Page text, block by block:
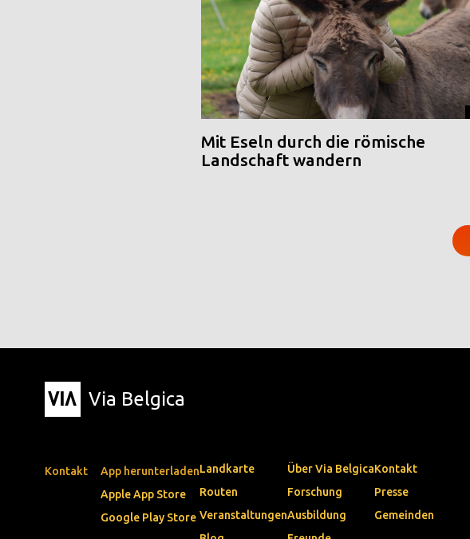
Mit Eseln durch die römische
Landschaft wandern
Via Belgica
Kontakt
App herunterladen
Apple App Store
Google Play Store
Landkarte
Routen
Veranstaltungen
Über Via Belgica
Forschung
Ausbildung
Kontakt
Presse
Gemeinden